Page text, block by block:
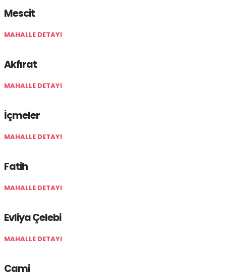
Mescit
MAHALLE DETAYI
Akfırat
MAHALLE DETAYI
İçmeler
MAHALLE DETAYI
Fatih
MAHALLE DETAYI
Evliya Çelebi
MAHALLE DETAYI
Cami